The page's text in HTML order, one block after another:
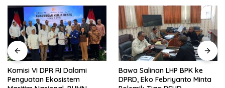
Komisi VI DPR RI Dalami
Penguatan Ekosistem
Bawa Salinan LHP BPK ke
DPRD, Eko Febriyanto Minta